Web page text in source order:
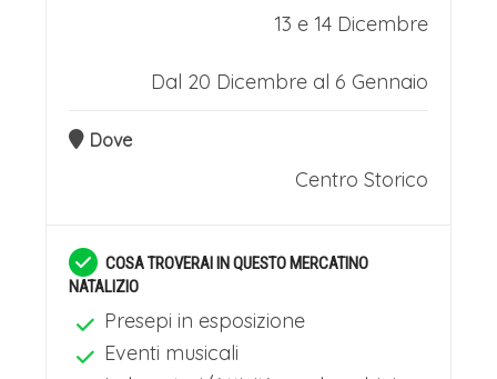
13 e 14 Dicembre
Dal 20 Dicembre al 6 Gennaio
Dove
Centro Storico
COSA TROVERAI IN QUESTO MERCATINO
NATALIZIO
Presepi in esposizione
Eventi musicali